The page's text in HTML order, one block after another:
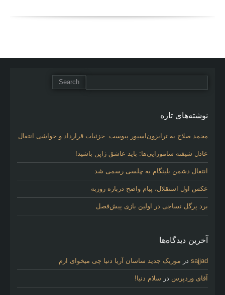
نوشته‌های تازه
محمد صلاح به ترابزون‌اسپور پیوست: جزئیات قرارداد و حواشی انتقال
عادل شیفته سامورایی‌ها: باید عاشق ژاپن باشید!
انتقال دشمن بلینگام به چلسی رسمی شد
عکس اول استقلال، پیام واضح درباره روزبه
برد پرگل نساجی در اولین بازی پیش‌فصل
آخرین دیدگاه‌ها
sajjad در موزیک جدید ساسان آریا دنیا چی میخوای ازم
آقای وردپرس در سلام دنیا!